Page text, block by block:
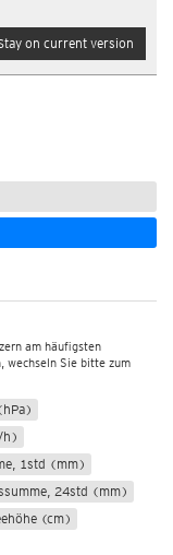
on current version
am häufigsten
wechseln Sie bitte zum
h)
1std (mm)
24std (mm)
(cm)